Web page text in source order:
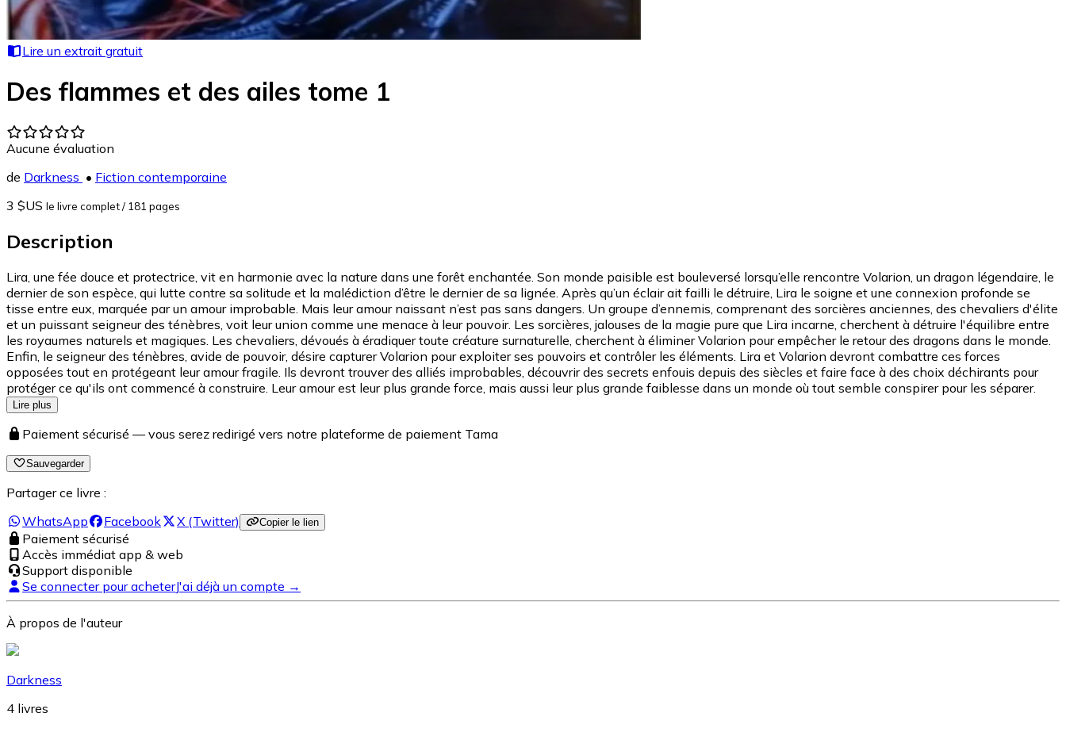
Lire un extrait gratuit
Des flammes et des ailes tome 1
Aucune évaluation
de Darkness • Fiction contemporaine
3 $US le livre complet/ 181 pages
Description
Lira, une fée douce et protectrice, vit en harmonie avec la nature dans une forêt enchantée. Son monde paisible est bouleversé lorsqu’elle rencontre Volarion, un dragon légendaire, le
dernier de son espèce, qui lutte contre sa solitude et la malédiction d’être le dernier de sa lignée. Après qu’un éclair ait failli le détruire, Lira le soigne et une connexion profonde se
tisse entre eux, marquée par un amour improbable. Mais leur amour naissant n’est pas sans dangers. Un groupe d’ennemis, comprenant des sorcières anciennes, des chevaliers d'élite
et un puissant seigneur des ténèbres, voit leur union comme une menace à leur pouvoir. Les sorcières, jalouses de la magie pure que Lira incarne, cherchent à détruire l'équilibre entre
les royaumes naturels et magiques. Les chevaliers, dévoués à éradiquer toute créature surnaturelle, cherchent à éliminer Volarion pour empêcher le retour des dragons dans le monde.
Enfin, le seigneur des ténèbres, avide de pouvoir, désire capturer Volarion pour exploiter ses pouvoirs et contrôler les éléments. Lira et Volarion devront combattre ces forces
opposées tout en protégeant leur amour fragile. Ils devront trouver des alliés improbables, découvrir des secrets enfouis depuis des siècles et faire face à des choix déchirants pour
protéger ce qu'ils ont commencé à construire. Leur amour est leur plus grande force, mais aussi leur plus grande faiblesse dans un monde où tout semble conspirer pour les séparer.
Lire plus
Paiement sécurisé — vous serez redirigé vers notre plateforme de paiement Tama
Sauvegarder
Partager ce livre :
WhatsApp
Facebook X (Twitter) Copier le lien
Paiement sécurisé
Accès immédiat app & web
Support disponible
Se connecter pour acheterJ'ai déjà un compte →
À propos de l'auteur
Darkness
4 livres